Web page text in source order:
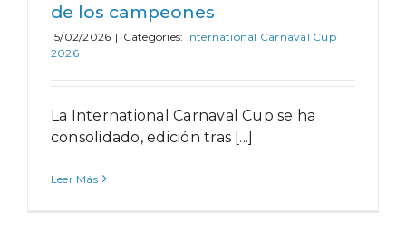
de los campeones
15/02/2026 | Categories: International Carnaval Cup
2026
La International Carnaval Cup se ha
consolidado, edición tras [...]
Leer Más